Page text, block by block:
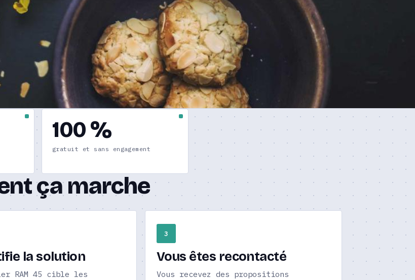
100 %
gratuit et sans engagement
ça marche
la solution
RAM 45 cible les
3
Vous êtes recontacté
Vous recevez des propositions